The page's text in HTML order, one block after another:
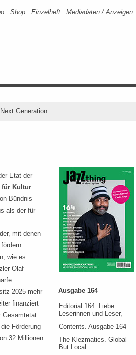
Shop Einzelheft Mediadaten / Anzeigen
Next Generation
Etat der
für Kultur
Bündnis
als der für
mit denen
wie es
Olaf
2025 mehr
finanziert
Gesamtetat
Förderung
32 Millionen
Ausgabe 164
Editorial 164. Liebe
Leserinnen und Leser,
Contents. Ausgabe 164
The Klezmatics. Global
But Local